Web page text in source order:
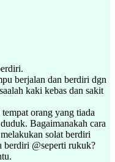
berjalan dan berdiri dgn
kaki kebas dan sakit
orang yang tiada
Bagaimanakah cara
solat berdiri
berdiri @seperti rukuk?